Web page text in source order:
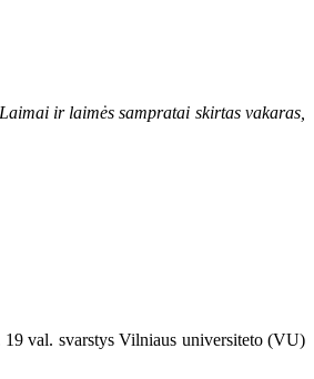
ir laimės sampratai skirtas vakaras,
val. svarstys Vilniaus universiteto (VU)